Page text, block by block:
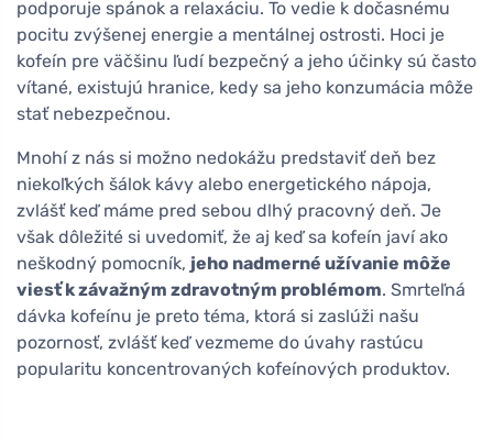
podporuje spánok a relaxáciu. To vedie k dočasnému
pocitu zvýšenej energie a mentálnej ostrosti. Hoci je
kofeín pre väčšinu ľudí bezpečný a jeho účinky sú často
vítané, existujú hranice, kedy sa jeho konzumácia môže
stať nebezpečnou.
Mnohí z nás si možno nedokážu predstaviť deň bez
niekoľkých šálok kávy alebo energetického nápoja,
zvlášť keď máme pred sebou dlhý pracovný deň. Je
však dôležité si uvedomiť, že aj keď sa kofeín javí ako
neškodný pomocník, jeho nadmerné užívanie môže
viesť k závažným zdravotným problémom. Smrteľná
dávka kofeínu je preto téma, ktorá si zaslúži našu
pozornosť, zvlášť keď vezmeme do úvahy rastúcu
popularitu koncentrovaných kofeínových produktov.